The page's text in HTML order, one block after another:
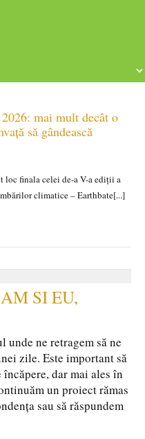
mai mult decât o
să gândească
loc finala celei de-a V-a ediții a
climatice – Earthbate[...]
SI EU,
unde ne retragem să ne
zile. Este important să
dar mai ales în
un proiect rămas
sau să răspundem